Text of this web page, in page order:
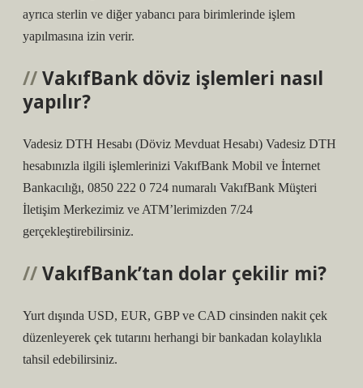
ayrıca sterlin ve diğer yabancı para birimlerinde işlem
yapılmasına izin verir.
VakıfBank döviz işlemleri nasıl
yapılır?
Vadesiz DTH Hesabı (Döviz Mevduat Hesabı) Vadesiz DTH
hesabınızla ilgili işlemlerinizi VakıfBank Mobil ve İnternet
Bankacılığı, 0850 222 0 724 numaralı VakıfBank Müşteri
İletişim Merkezimiz ve ATM’lerimizden 7/24
gerçekleştirebilirsiniz.
VakıfBank’tan dolar çekilir mi?
Yurt dışında USD, EUR, GBP ve CAD cinsinden nakit çek
düzenleyerek çek tutarını herhangi bir bankadan kolaylıkla
tahsil edebilirsiniz.